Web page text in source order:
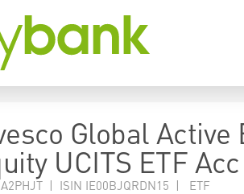
Global Active
UCITS ETF Acc
| ISIN IE00BJQRDN15 | ETF